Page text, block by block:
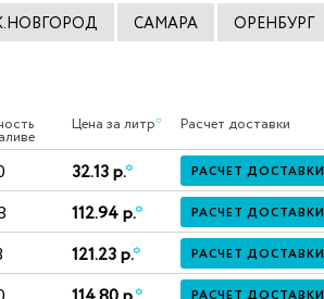
САМАРА
ОРЕНБУРГ
Цена за литр* Расчет доставки
32.13 р.* РАСЧЕТ ДОСТАВКИ
112.94 р.* РАСЧЕТ ДОСТАВКИ
121.23 р.* РАСЧЕТ ДОСТАВКИ
РАСЧЕТ ДОСТАВКИ